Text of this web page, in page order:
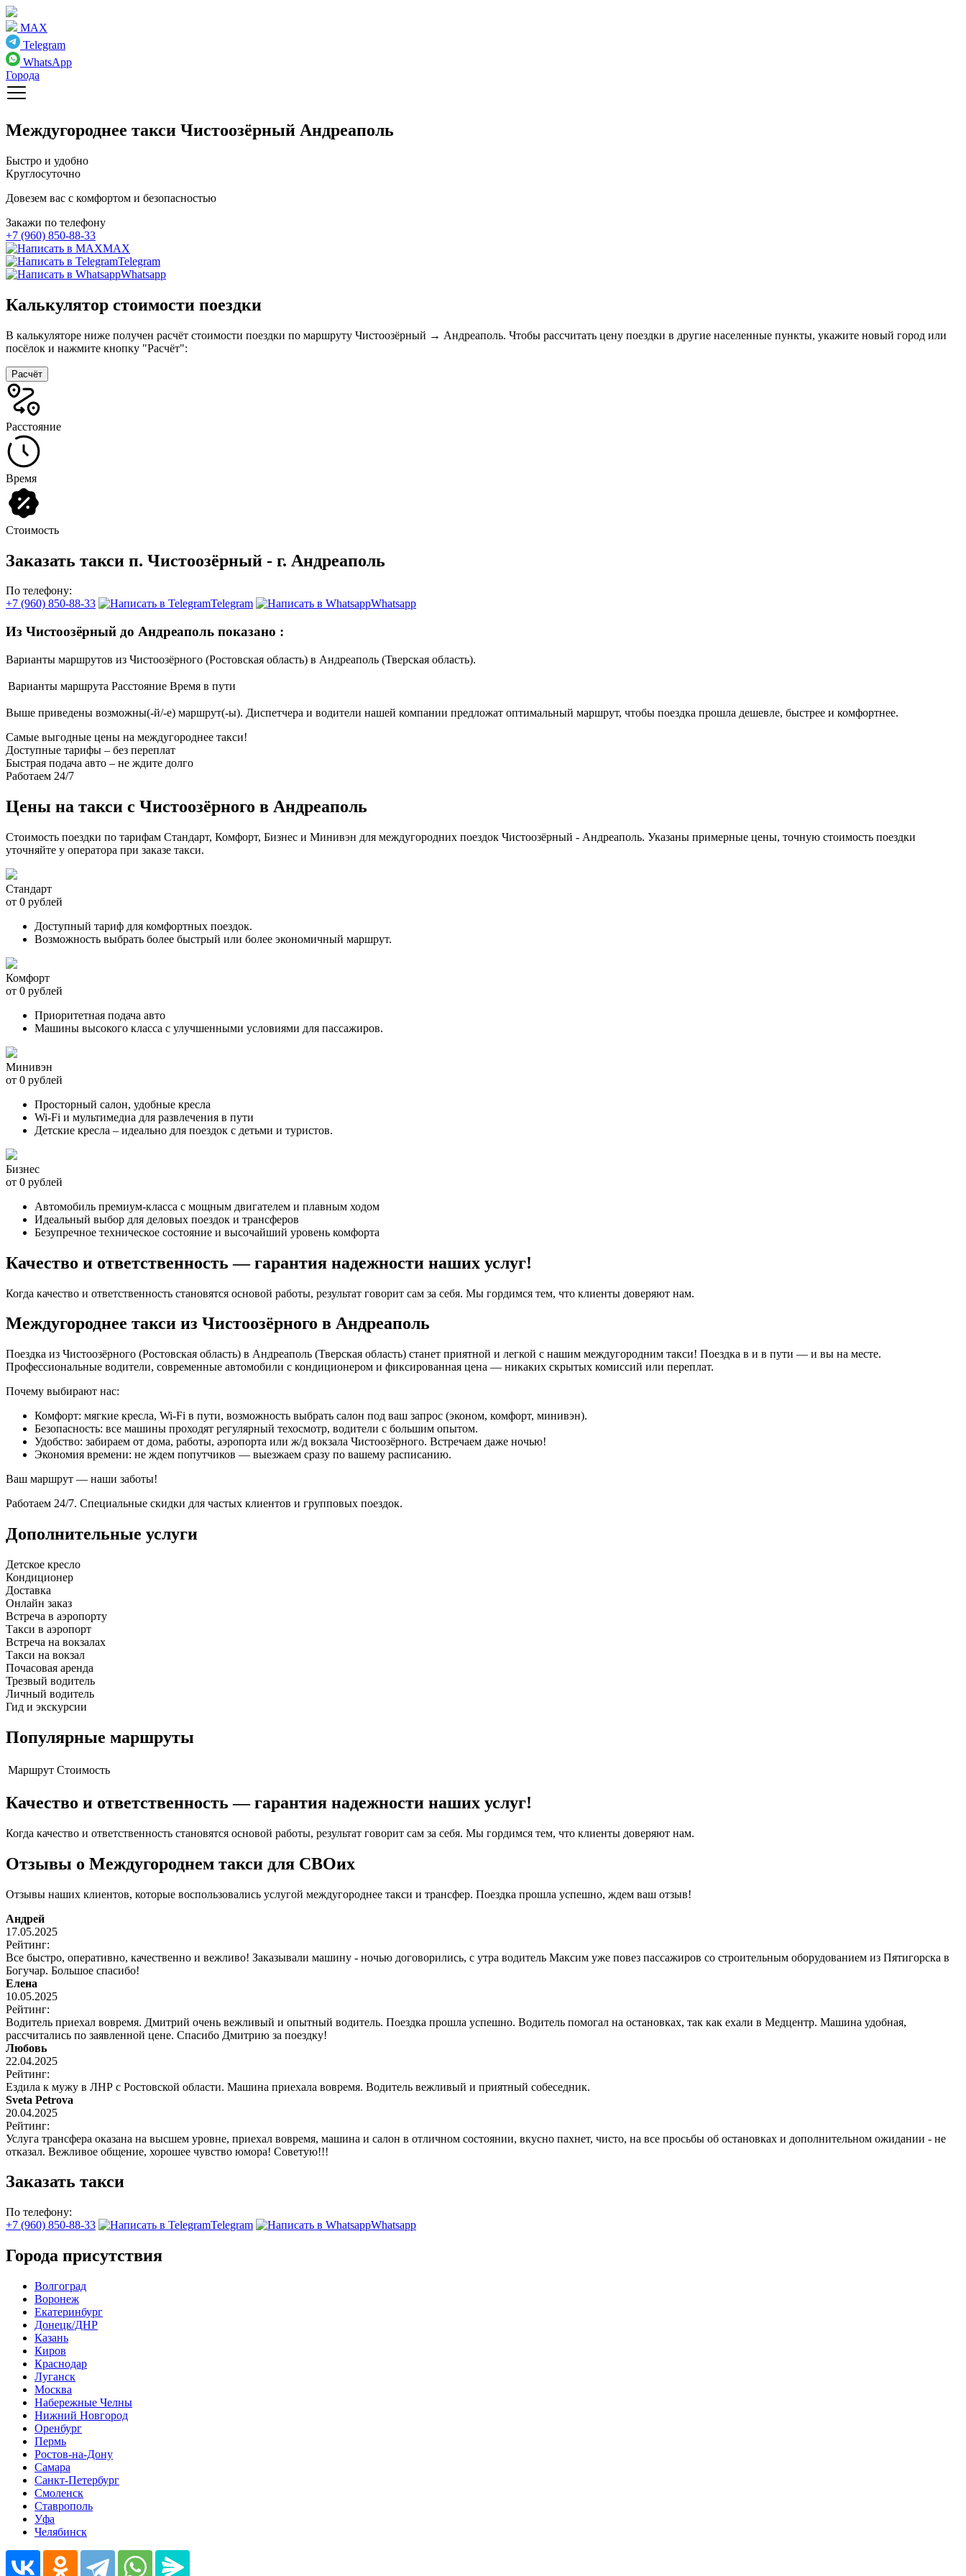
MAX
Telegram
WhatsApp
Города
Междугороднее такси Чистоозёрный Андреаполь
Быстро и удобно
Круглосуточно
Довезем вас с комфортом и безопасностью
Закажи по телефону
+7 (960) 850-88-33
MAX
Telegram
Whatsapp
Калькулятор стоимости поездки
В калькуляторе ниже получен расчёт стоимости поездки по маршруту Чистоозёрный → Андреаполь. Чтобы рассчитать цену поездки в другие населенные пункты, укажите новый город или
посёлок и нажмите кнопку "Расчёт":
Расчёт
Расстояние
Время
Стоимость
Заказать такси п. Чистоозёрный - г. Андреаполь
По телефону:
+7 (960) 850-88-33
Telegram Whatsapp
Из Чистоозёрный до Андреаполь показано :
Варианты маршрутов из Чистоозёрного (Ростовская область) в Андреаполь (Тверская область).
Варианты маршрута Расстояние Время в пути
Выше приведены возможны(-й/-е) маршрут(-ы). Диспетчера и водители нашей компании предложат оптимальный маршрут, чтобы поездка прошла дешевле, быстрее и комфортнее.
Самые выгодные цены на междугороднее такси!
Доступные тарифы – без переплат
Быстрая подача авто – не ждите долго
Работаем 24/7
Цены на такси с Чистоозёрного в Андреаполь
Стоимость поездки по тарифам Стандарт, Комфорт, Бизнес и Минивэн для междугородних поездок Чистоозёрный - Андреаполь. Указаны примерные цены, точную стоимость поездки
уточняйте у оператора при заказе такси.
Стандарт
от 0 рублей
Доступный тариф для комфортных поездок.
Возможность выбрать более быстрый или более экономичный маршрут.
Комфорт
от 0 рублей
Приоритетная подача авто
Машины высокого класса с улучшенными условиями для пассажиров.
Минивэн
от 0 рублей
Просторный салон, удобные кресла
Wi-Fi и мультимедиа для развлечения в пути
Детские кресла – идеально для поездок с детьми и туристов.
Бизнес
от 0 рублей
Автомобиль премиум-класса с мощным двигателем и плавным ходом
Идеальный выбор для деловых поездок и трансферов
Безупречное техническое состояние и высочайший уровень комфорта
Качество и ответственность — гарантия надежности наших услуг!
Когда качество и ответственность становятся основой работы, результат говорит сам за себя. Мы гордимся тем, что клиенты доверяют нам.
Междугороднее такси из Чистоозёрного в Андреаполь
Поездка из Чистоозёрного (Ростовская область) в Андреаполь (Тверская область) станет приятной и легкой с нашим междугородним такси! Поездка в и в пути — и вы на месте.
Профессиональные водители, современные автомобили с кондиционером и фиксированная цена — никаких скрытых комиссий или переплат.
Почему выбирают нас:
Комфорт: мягкие кресла, Wi-Fi в пути, возможность выбрать салон под ваш запрос (эконом, комфорт, минивэн).
Безопасность: все машины проходят регулярный техосмотр, водители с большим опытом.
Удобство: забираем от дома, работы, аэропорта или ж/д вокзала Чистоозёрного. Встречаем даже ночью!
Экономия времени: не ждем попутчиков — выезжаем сразу по вашему расписанию.
Ваш маршрут — наши заботы!
Работаем 24/7. Специальные скидки для частых клиентов и групповых поездок.
Дополнительные услуги
Детское кресло
Кондиционер
Доставка
Онлайн заказ
Встреча в аэропорту
Такси в аэропорт
Встреча на вокзалах
Такси на вокзал
Почасовая аренда
Трезвый водитель
Личный водитель
Гид и экскурсии
Популярные маршруты
Маршрут Стоимость
Качество и ответственность — гарантия надежности наших услуг!
Когда качество и ответственность становятся основой работы, результат говорит сам за себя. Мы гордимся тем, что клиенты доверяют нам.
Отзывы о Междугороднем такси для СВОих
Отзывы наших клиентов, которые воспользовались услугой междугороднее такси и трансфер. Поездка прошла успешно, ждем ваш отзыв!
Андрей
17.05.2025
Рейтинг:
Все быстро, оперативно, качественно и вежливо! Заказывали машину - ночью договорились, с утра водитель Максим уже повез пассажиров со строительным оборудованием из Пятигорска в
Богучар. Большое спасибо!
Елена
10.05.2025
Рейтинг:
Водитель приехал вовремя. Дмитрий очень вежливый и опытный водитель. Поездка прошла успешно. Водитель помогал на остановках, так как ехали в Медцентр. Машина удобная,
рассчитались по заявленной цене. Спасибо Дмитрию за поездку!
Любовь
22.04.2025
Рейтинг:
Ездила к мужу в ЛНР с Ростовской области. Машина приехала вовремя. Водитель вежливый и приятный собеседник.
Sveta Petrova
20.04.2025
Рейтинг:
Услуга трансфера оказана на высшем уровне, приехал вовремя, машина и салон в отличном состоянии, вкусно пахнет, чисто, на все просьбы об остановках и дополнительном ожидании - не
отказал. Вежливое общение, хорошее чувство юмора! Советую!!!
Заказать такси
По телефону:
+7 (960) 850-88-33
Telegram Whatsapp
Города присутствия
Волгоград
Воронеж
Екатеринбург
Донецк/ДНР
Казань
Киров
Краснодар
Луганск
Москва
Набережные Челны
Нижний Новгород
Оренбург
Пермь
Ростов-на-Дону
Самара
Санкт-Петербург
Смоленск
Ставрополь
Уфа
Челябинск